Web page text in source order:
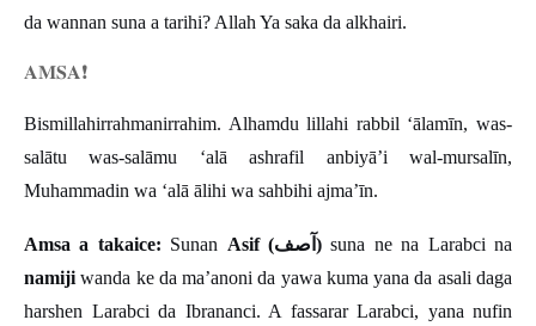
da wannan suna a tarihi? Allah Ya saka da alkhairi.
𝐀𝐌𝐒𝐀❗️
Bismillahirrahmanirrahim. Alhamdu lillahi rabbil ‘ālamīn, was-
salātu was-salāmu ‘alā ashrafil anbiyā’i wal-mursalīn,
Muhammadin wa ‘alā ālihi wa sahbihi ajma’īn.
Amsa a takaice: Sunan Asif (آصف) suna ne na Larabci na
namiji wanda ke da ma’anoni da yawa kuma yana da asali daga
harshen Larabci da Ibrananci. A fassarar Larabci, yana nufin